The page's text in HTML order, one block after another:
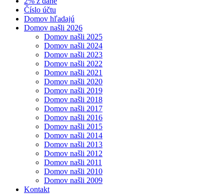
Číslo účtu
Domov hľadajú
Domov našli 2026
Domov našli 2025
Domov našli 2024
Domov našli 2023
Domov našli 2022
Domov našli 2021
Domov našli 2020
Domov našli 2019
Domov našli 2018
Domov našli 2017
Domov našli 2016
Domov našli 2015
Domov našli 2014
Domov našli 2013
Domov našli 2012
Domov našli 2011
Domov našli 2010
Domov našli 2009
Kontakt